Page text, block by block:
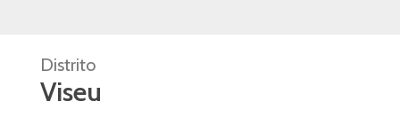
Distrito
Viseu